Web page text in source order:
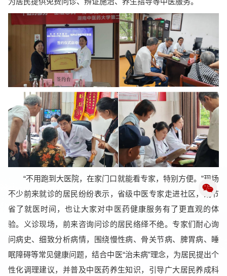
“不用跑到大医院，在家门口就能看专家，特别方便。”现场
不少前来就诊的居民纷纷表示，省级中医专家走进社区，既节
省了就医时间，也让大家对中医药健康服务有了更直观的体
验。义诊现场，前来咨询问诊的居民络绎不绝。专家们耐心询
问病史、细致分析病情，围绕慢性病、骨关节病、脾胃病、睡
眠障碍等常见健康问题，结合中医“治未病”理念，为居民提出个
性化调理建议，并普及中医药养生知识，引导广大居民养成科